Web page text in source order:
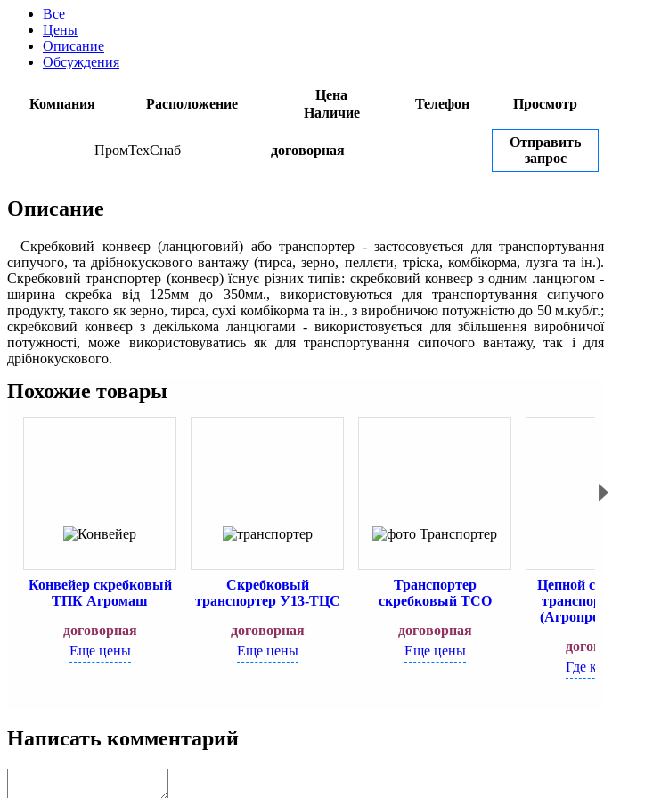
Все
Цены
Описание
Обсуждения
Компания Расположение
Цена
Наличие
Телефон Просмотр
ПромТехСнаб договорная
Отправить
запрос
Описание
Скребковий конвеєр (ланцюговий) або транспортер - застосовується для транспортування
сипучого, та дрібнокускового вантажу (тирса, зерно, пеллєти, тріска, комбікорма, лузга та ін.).
Скребковий транспортер (конвеєр) їснує різних типів: скребковий конвеєр з одним ланцюгом -
ширина скребка від 125мм до 350мм., використовуються для транспортування сипучого
продукту, такого як зерно, тирса, сухі комбікорма та ін., з виробничою потужністю до 50 м.куб/г.;
скребковий конвеєр з декількома ланцюгами - використовується для збільшення виробничої
потужності, може використовуватись як для транспортування сипочого вантажу, так і для
дрібнокускового.
Похожие товары
Конвейер скребковый
ТПК Агромаш
договорная
Еще цены
Скребковый
транспортер У13-ТЦС
договорная
Еще цены
Транспортер
скребковый ТСО
договорная
Еще цены
Цепной скребковый
транспортер КЦ-С
(Агропромтехника)
договорная
Где купить?
Написать комментарий